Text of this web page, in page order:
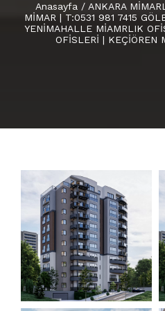
Anasayfa / ANKARA
MİMAR | T:0531 981 7415
YENİMAHALLE MİAMRLIK
OFİSLERİ | KEÇİÖREN